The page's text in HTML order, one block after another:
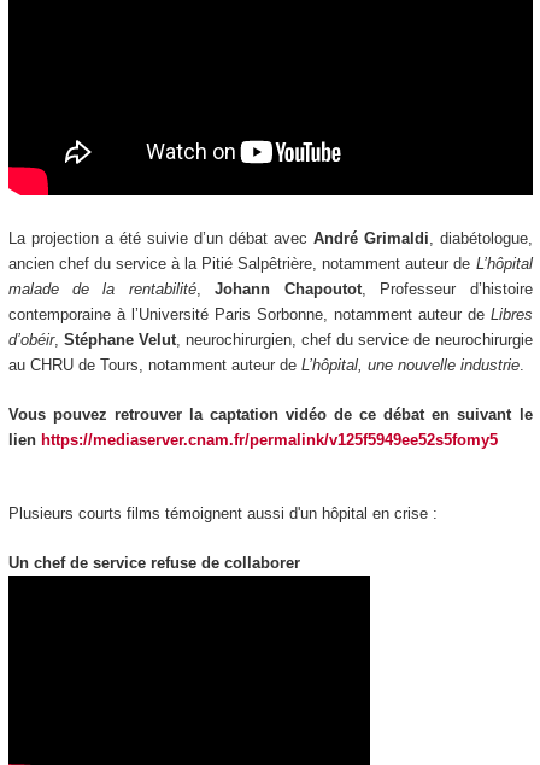
La projection a été suivie d’un débat avec André Grimaldi, diabétologue,
ancien chef du service à la Pitié Salpêtrière, notamment auteur de L’hôpital
malade de la rentabilité,Johann Chapoutot, Professeur d’histoire
contemporaine à l’Université Paris Sorbonne, notamment auteur de Libres
d’obéir, Stéphane Velut, neurochirurgien, chef du service de neurochirurgie
au CHRU de Tours, notamment auteur de L’hôpital, une nouvelle industrie.
Vous pouvez retrouver la captation vidéo de ce débat en suivant le
lien https://mediaserver.cnam.fr/permalink/v125f5949ee52s5fomy5
Plusieurs courts films témoignent aussi d'un hôpital en crise :
Un chef de service refuse de collaborer